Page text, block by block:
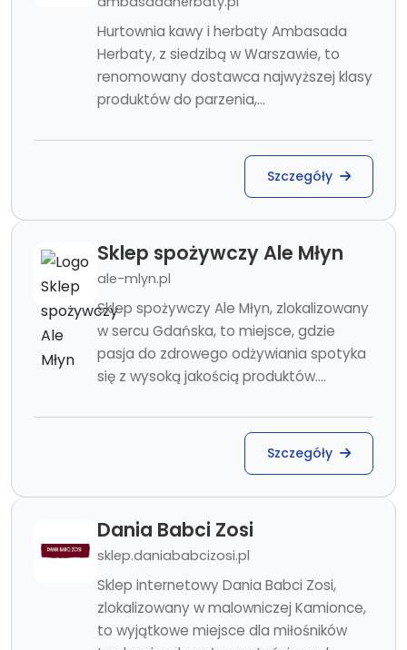
Hurtownia kawy i herbaty Ambasada
Herbaty, z siedzibą w Warszawie, to
renomowany dostawca najwyższej klasy
produktów do parzenia,...
Szczegóły
Sklep spożywczy Ale Młyn
ale-mlyn.pl
Sklep spożywczy Ale Młyn, zlokalizowany
w sercu Gdańska, to miejsce, gdzie
pasja do zdrowego odżywiania spotyka
się z wysoką jakością produktów....
Szczegóły
Dania Babci Zosi
sklep.daniababcizosi.pl
Sklep internetowy Dania Babci Zosi,
zlokalizowany w malowniczej Kamionce,
to wyjątkowe miejsce dla miłośników